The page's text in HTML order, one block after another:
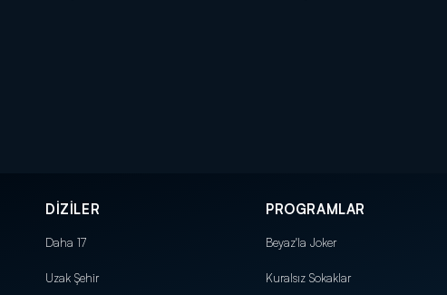
DİZİLER
Daha 17
Uzak Şehir
PROGRAMLAR
Beyaz'la Joker
Kuralsız Sokaklar